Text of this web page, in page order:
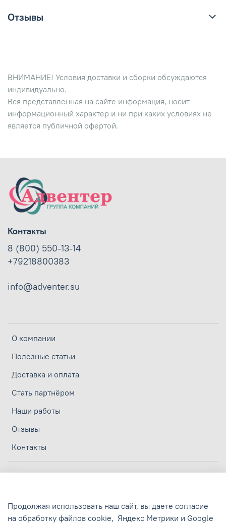
Отзывы
ВНИМАНИЕ! Условия доставки и сборки обсуждаются
индивидуально.
Вся представленная на сайте информация, носит
информационный характер и ни при каких условиях не
является публичной офертой.
О компании
Полезные статьи
Доставка и оплата
Стать партнёром
Наши работы
Отзывы
Контакты
Личный кабинет
Политика обработки персональных данных
Контакты
8 (800) 550-13-14
+79218800383
info@adventer.su
Продолжая использовать наш сайт, вы даете согласие
на обработку файлов cookie, Яндекс Метрики и Google